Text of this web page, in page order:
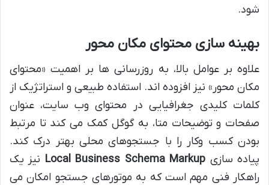
شود.
بهینه سازی محتوای مکان محور
علاوه بر عوامل بالا، به روزرسانی ها بر اهمیت «محتوای
مکان محور» نیز افزوده اند. استفاده طبیعی و استراتژیک از
کلمات کلیدی جغرافیایی در محتوای وب سایت، عنوان
صفحات و توضیحات متا، به گوگل کمک می کند تا مرتبط
بودن کسب وکار را با جستجوهای محلی بهتر درک کند.
پیاده سازی Local Business Schema Markup نیز یک
راهکار فنی مهم است که به موتورهای جستجو امکان می